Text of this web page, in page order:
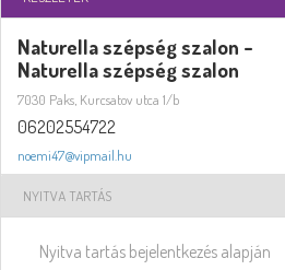
Naturella szépség szalon -
Naturella szépség szalon
7030 Paks, Kurcsatov utca 1/b
06202554722
noemi47@vipmail.hu
NYITVA TARTÁS
Nyitva tartás bejelentkezés alapján